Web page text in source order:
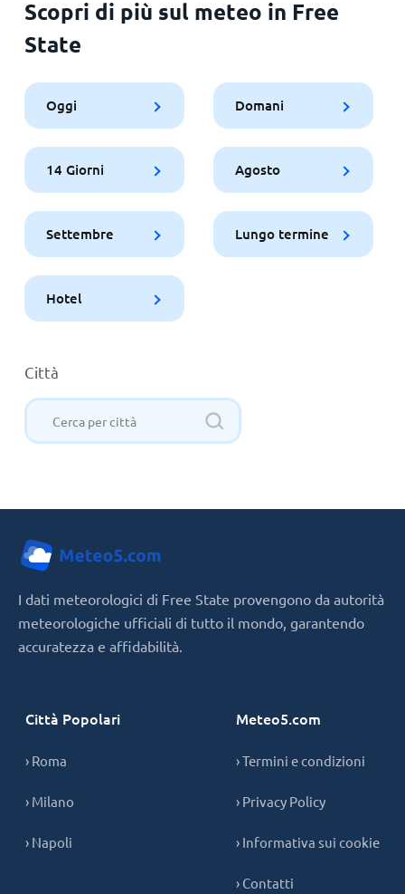
Scopri di più sul meteo in Free
State
Oggi Domani
14 Giorni Agosto
Settembre Lungo termine
Hotel
Città
I dati meteorologici di Free State provengono da autorità
meteorologiche ufficiali di tutto il mondo, garantendo
accuratezza e affidabilità.
Città Popolari
› Roma
› Milano
› Napoli
Meteo5.com
› Termini e condizioni
› Privacy Policy
› Informativa sui cookie
› Contatti